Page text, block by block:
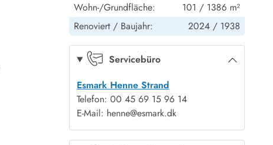
Wohn-/Grundfläche:
101 / 1386 m²
Renoviert / Baujahr: 2024 / 1938
Servicebüro
Esmark Henne Strand
Telefon: 00 45 69 15 96 14
E-Mail: henne@esmark.dk